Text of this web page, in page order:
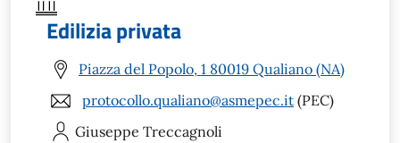
Edilizia privata
Piazza del Popolo, 1 80019 Qualiano (NA)
protocollo.qualiano@asmepec.it (PEC)
Giuseppe Treccagnoli